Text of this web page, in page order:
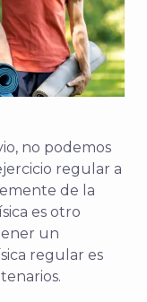
no podemos
regular a
de la
es otro
un
regular es